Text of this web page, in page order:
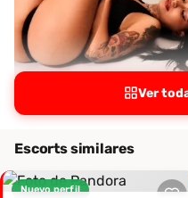
Ver
Escorts similares
Nuevo perfil